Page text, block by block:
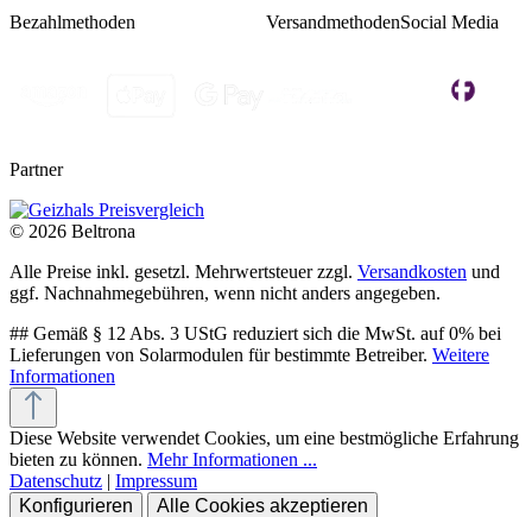
Bezahlmethoden VersandmethodenSocial Media
Partner
© 2026 Beltrona
Alle Preise inkl. gesetzl. Mehrwertsteuer zzgl. Versandkosten und
ggf. Nachnahmegebühren, wenn nicht anders angegeben.
## Gemäß § 12 Abs. 3 UStG reduziert sich die MwSt. auf 0% bei
Lieferungen von Solarmodulen für bestimmte Betreiber. Weitere
Informationen
Diese Website verwendet Cookies, um eine bestmögliche Erfahrung
bieten zu können. Mehr Informationen ...
Datenschutz | Impressum
Konfigurieren
Alle Cookies akzeptieren